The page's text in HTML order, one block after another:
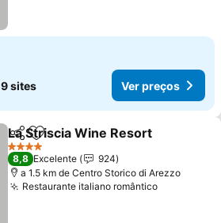
9 sites Ver preços
PartilharAdicionar aos favoritos
La Striscia Wine Resort
4 Estrelas
8,8 Excelente
924
a 1.5 km de Centro Storico di Arezzo
Restaurante italiano romântico